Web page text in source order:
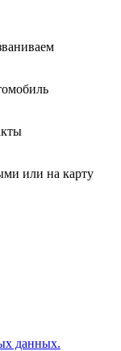
или на карту
данных.